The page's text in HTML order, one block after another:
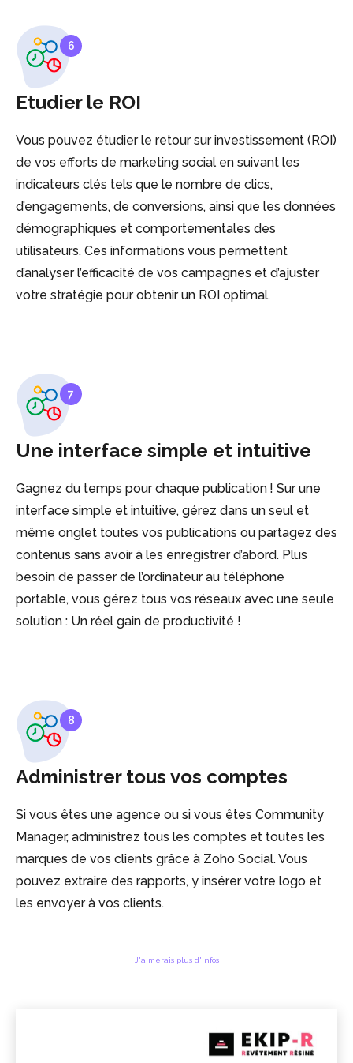
6
Etudier le ROI
Vous pouvez étudier le retour sur investissement (ROI)
de vos efforts de marketing social en suivant les
indicateurs clés tels que le nombre de clics,
d’engagements, de conversions, ainsi que les données
démographiques et comportementales des
utilisateurs. Ces informations vous permettent
d’analyser l’efficacité de vos campagnes et d’ajuster
votre stratégie pour obtenir un ROI optimal.
7
Une interface simple et intuitive
Gagnez du temps pour chaque publication ! Sur une
interface simple et intuitive, gérez dans un seul et
même onglet toutes vos publications ou partagez des
contenus sans avoir à les enregistrer d’abord. Plus
besoin de passer de l’ordinateur au téléphone
portable, vous gérez tous vos réseaux avec une seule
solution : Un réel gain de productivité !
8
Administrer tous vos comptes
Si vous êtes une agence ou si vous êtes Community
Manager, administrez tous les comptes et toutes les
marques de vos clients grâce à Zoho Social. Vous
pouvez extraire des rapports, y insérer votre logo et
les envoyer à vos clients.
J'aimerais plus d'infos